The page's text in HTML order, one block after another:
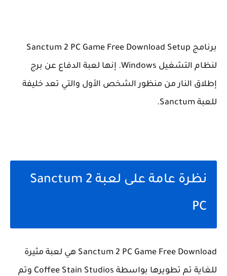
برنامج Sanctum 2 PC Game Free Download Setup
لنظام التشغيل Windows. إنها لعبة الدفاع عن برج
إطلاق النار من منظور الشخص الأول والتي تعد خليفة
للعبة Sanctum.
نظرة عامة على لعبة Sanctum 2
PC
Sanctum 2 PC Game Free Download هي لعبة مثيرة
للغاية تم تطويرها بواسطة Coffee Stain Studios وتم